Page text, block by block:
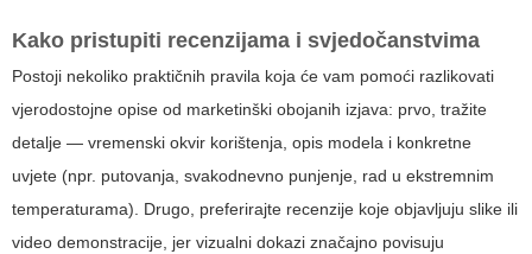
Kako pristupiti recenzijama i svjedočanstvima
Postoji nekoliko praktičnih pravila koja će vam pomoći razlikovati
vjerodostojne opise od marketinški obojanih izjava: prvo, tražite
detalje — vremenski okvir korištenja, opis modela i konkretne
uvjete (npr. putovanja, svakodnevno punjenje, rad u ekstremnim
temperaturama). Drugo, preferirajte recenzije koje objavljuju slike ili
video demonstracije, jer vizualni dokazi značajno povisuju